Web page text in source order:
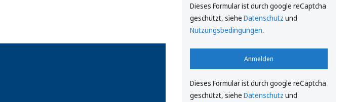
Dieses Formular ist durch google reCaptcha
geschützt, siehe Datenschutz und
Nutzungsbedingungen.
Anmelden
Dieses Formular ist durch google reCaptcha
geschützt, siehe Datenschutz und